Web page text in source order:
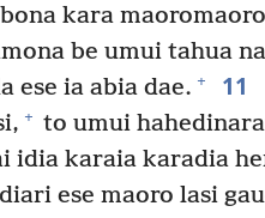
kara
be umui tahua
ese ia abia dae. + 11
+ to umui
idia karaia karadia
ese maoro lasi